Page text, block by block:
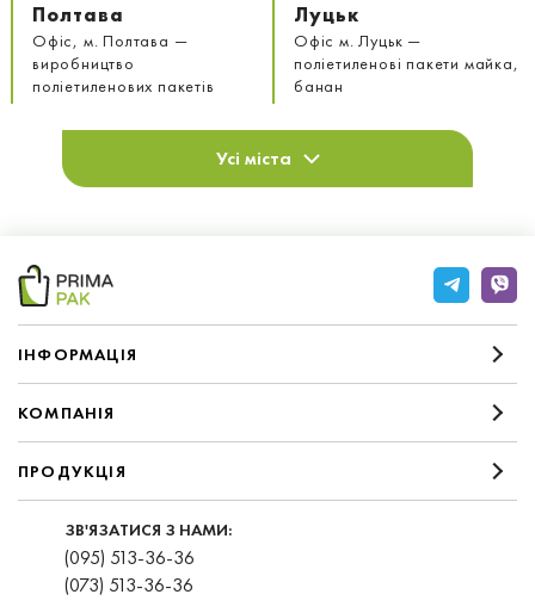
Полтава
Офіс, м. Полтава —
виробництво
поліетиленових пакетів
Луцьк
Офіс м. Луцьк —
поліетиленові пакети майка,
банан
Усі міста
IНФОРМАЦIЯ
КОМПАНIЯ
ПРОДУКЦІЯ
ЗВ'ЯЗАТИСЯ З НАМИ:
(095) 513-36-36
(073) 513-36-36